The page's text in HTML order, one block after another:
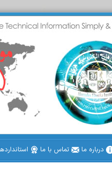
درباره ما تماس با ما